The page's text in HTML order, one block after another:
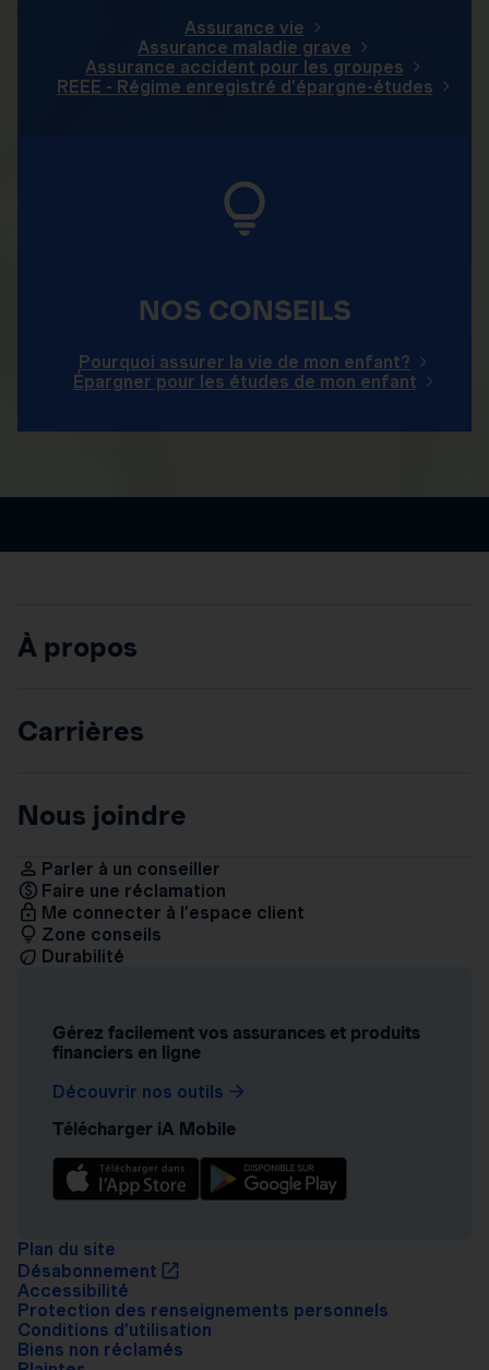
Assurance vie
Assurance maladie grave
Assurance accident pour les groupes
REEE - Régime enregistré d’épargne-études
NOS CONSEILS
Pourquoi assurer la vie de mon enfant?
Épargner pour les études de mon enfant
À propos
Carrières
Nous joindre
Parler à un conseiller
Faire une réclamation
Me connecter à l’espace client
Zone conseils
Durabilité
Gérez facilement vos assurances et produits
financiers en ligne
Découvrir nos outils
Télécharger iA Mobile
Plan du site
Désabonnement
Accessibilité
Protection des renseignements personnels
Conditions d’utilisation
Biens non réclamés